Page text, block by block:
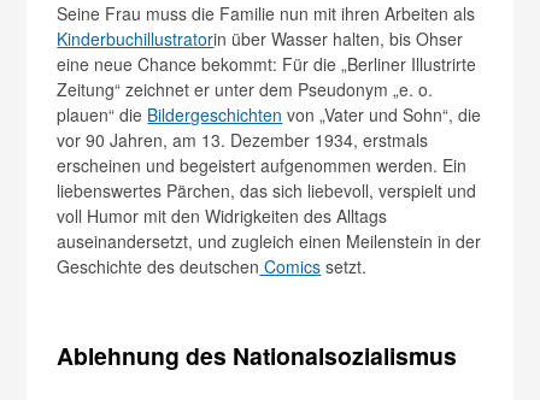
Seine Frau muss die Familie nun mit ihren Arbeiten als
Kinderbuchillustratorin über Wasser halten, bis Ohser
eine neue Chance bekommt: Für die „Berliner Illustrirte
Zeitung“ zeichnet er unter dem Pseudonym „e. o.
plauen“ die Bildergeschichten von „Vater und Sohn“, die
vor 90 Jahren, am 13. Dezember 1934, erstmals
erscheinen und begeistert aufgenommen werden. Ein
liebenswertes Pärchen, das sich liebevoll, verspielt und
voll Humor mit den Widrigkeiten des Alltags
auseinandersetzt, und zugleich einen Meilenstein in der
Geschichte des deutschen Comics setzt.
Ablehnung des Nationalsozialismus